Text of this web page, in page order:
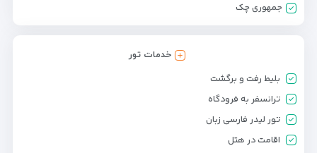
جمهوری چک
خدمات تور
بلیط رفت و برگشت
ترانسفر به فرودگاه
تور لیدر فارسی زبان
اقامت در هتل